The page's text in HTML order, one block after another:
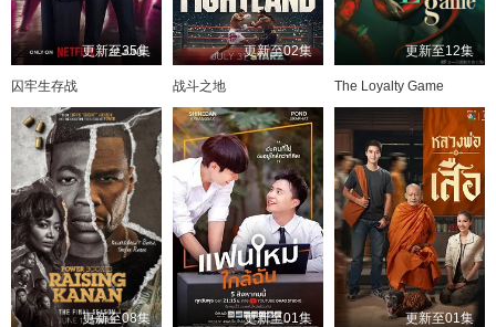
更新至35集
囚牢生存战
更新至02集
战斗之地
更新至12集
The Loyalty Game
更新至08集 更新至01集 更新至01集